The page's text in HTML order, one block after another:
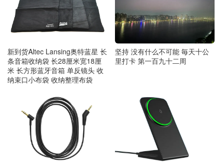
新到货Altec Lansing奥特蓝星 长
条音箱收纳袋 长28厘米宽18厘
米 长方形蓝牙音箱 单反镜头 收
纳束口小布袋 收纳整理布袋
坚持 没有什么不可能 毎天十公
里打卡 第一百九十二周